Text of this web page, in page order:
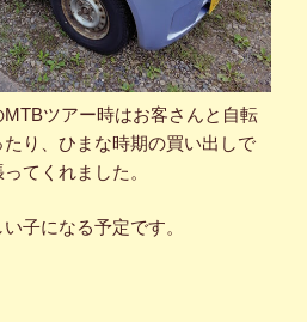
ツアー時はお客さんと自転
り、ひまな時期の買い出しで
てくれました。
子になる予定です。